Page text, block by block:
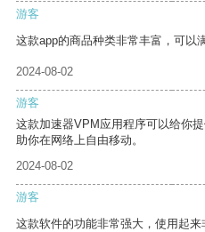
游客
这款app的商品种类非常丰富，可以
2024-08-02
游客
这款加速器VPM应用程序可以给你
助你在网络上自由移动。
2024-08-02
游客
这款软件的功能非常强大，使用起来